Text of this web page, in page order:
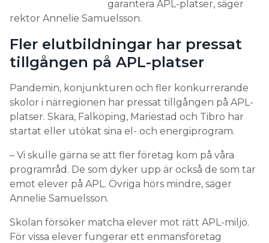
garantera APL-platser, säger
rektor Annelie Samuelsson.
Fler elutbildningar har pressat
tillgången på APL-platser
Pandemin, konjunkturen och fler konkurrerande
skolor i närregionen har pressat tillgången på APL-
platser. Skara, Falköping, Mariestad och Tibro har
startat eller utökat sina el- och energiprogram.
– Vi skulle gärna se att fler företag kom på våra
programråd. De som dyker upp är också de som tar
emot elever på APL. Övriga hörs mindre, säger
Annelie Samuelsson.
Skolan försöker matcha elever mot rätt APL-miljö.
För vissa elever fungerar ett enmansföretag